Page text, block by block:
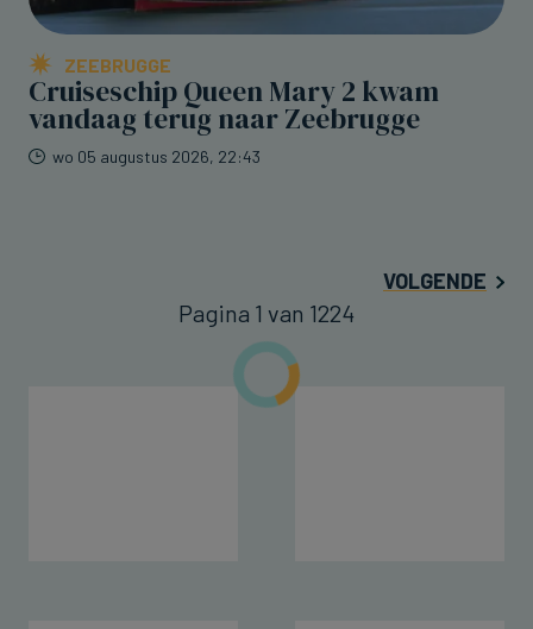
ZEEBRUGGE
Cruiseschip Queen Mary 2 kwam
vandaag terug naar Zeebrugge
wo 05 augustus 2026, 22:43
VOLGENDE
Pagina 1 van 1224